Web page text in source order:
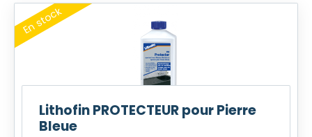
Lithofin PROTECTEUR pour Pierre
Bleue